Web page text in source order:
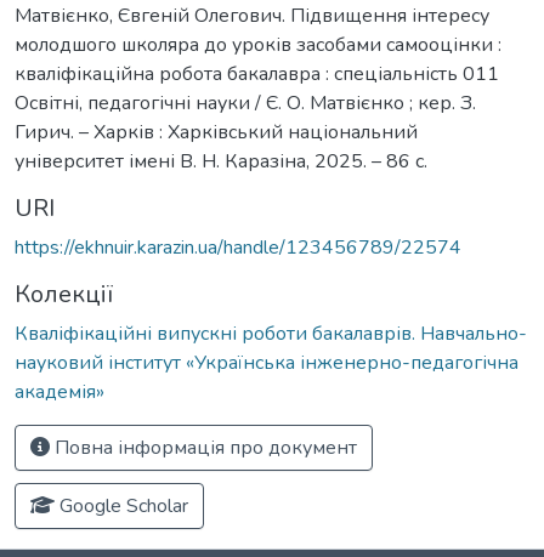
Матвієнко, Євгеній Олегович. Підвищення інтересу
молодшого школяра до уроків засобами самооцінки :
кваліфікаційна робота бакалавра : спеціальність 011
Освітні, педагогічні науки / Є. О. Матвієнко ; кер. З.
Гирич. – Харків : Харківський національний
університет імені В. Н. Каразіна, 2025. – 86 с.
URI
https://ekhnuir.karazin.ua/handle/123456789/22574
Колекції
Кваліфікаційні випускні роботи бакалаврів. Навчально-
науковий інститут «Українська інженерно-педагогічна
академія»
Повна інформація про документ
Google Scholar